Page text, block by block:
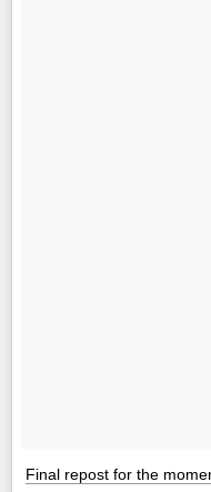
Final repost for the